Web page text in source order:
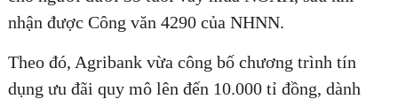
nhận được Công văn 4290 của NHNN.
Theo đó, Agribank vừa công bố chương trình tín
dụng ưu đãi quy mô lên đến 10.000 tỉ đồng, dành